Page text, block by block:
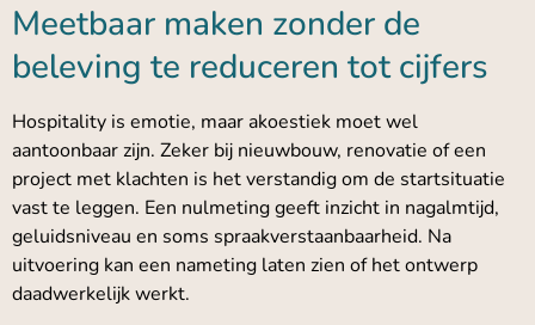
Meetbaar maken zonder de
beleving te reduceren tot cijfers
Hospitality is emotie, maar akoestiek moet wel
aantoonbaar zijn. Zeker bij nieuwbouw, renovatie of een
project met klachten is het verstandig om de startsituatie
vast te leggen. Een nulmeting geeft inzicht in nagalmtijd,
geluidsniveau en soms spraakverstaanbaarheid. Na
uitvoering kan een nameting laten zien of het ontwerp
daadwerkelijk werkt.